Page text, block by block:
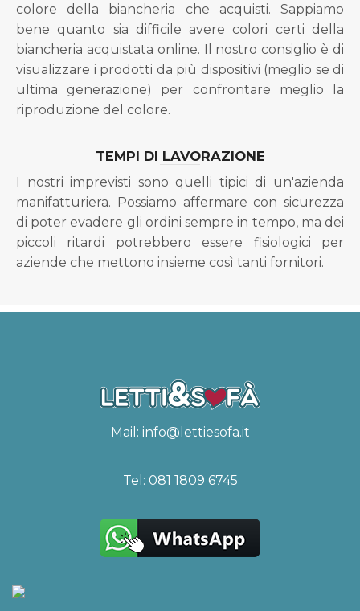
colore della biancheria che acquisti. Sappiamo
bene quanto sia difficile avere colori certi della
biancheria acquistata online. Il nostro consiglio è di
visualizzare i prodotti da più dispositivi (meglio se di
ultima generazione) per confrontare meglio la
riproduzione del colore.
TEMPI DI LAVORAZIONE
I nostri imprevisti sono quelli tipici di un'azienda
manifatturiera. Possiamo affermare con sicurezza
di poter evadere gli ordini sempre in tempo, ma dei
piccoli ritardi potrebbero essere fisiologici per
aziende che mettono insieme così tanti fornitori.
Mail: info@lettiesofa.it
Tel: 081 1809 6745